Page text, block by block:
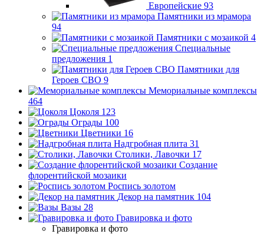
Европейские 93
Памятники из мрамора
94
Памятники с мозаикой 4
Специальные
предложения 1
Памятники для
Героев СВО 9
Мемориальные комплексы
464
Цоколя 123
Ограды 100
Цветники 16
Надгробная плита 31
Столики, Лавочки 17
Создание
флорентийской мозаики
Роспись золотом
Декор на памятник 104
Вазы 28
Гравировка и фото
Гравировка и фото